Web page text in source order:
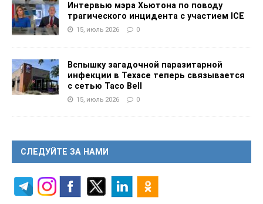
Интервью мэра Хьютона по поводу
трагического инцидента с участием ICE
15, июль 2026 0
Вспышку загадочной паразитарной
инфекции в Техасе теперь связывается
с сетью Taco Bell
15, июль 2026 0
СЛЕДУЙТЕ ЗА НАМИ